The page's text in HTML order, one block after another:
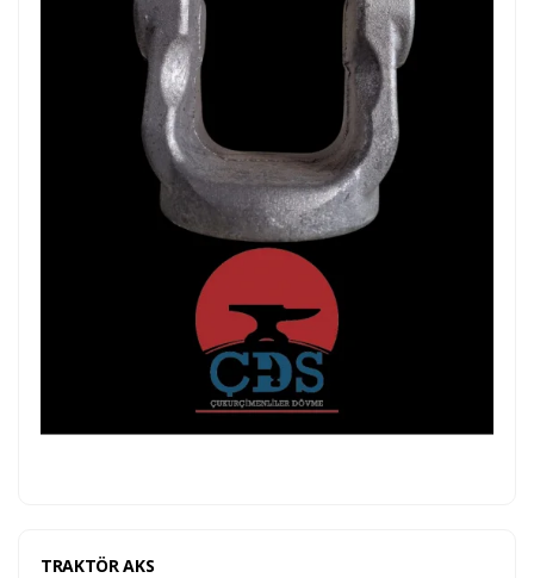
TRAKTÖR AKS